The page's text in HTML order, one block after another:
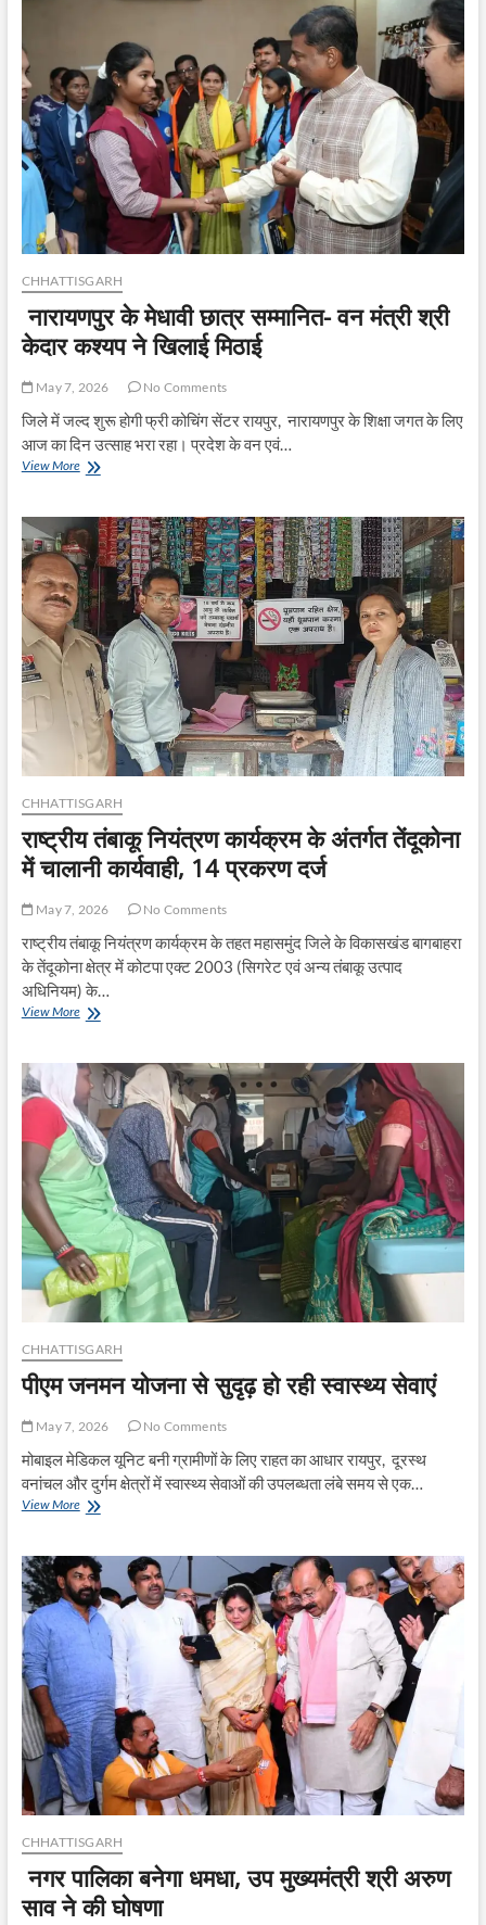
जनसमस्या
निवारण
शिविर
में
300
आवेदनों
हुआ
निराकरण
CHHATTISGARH
नारायणपुर के मेधावी छात्र सम्मानित- वन मंत्री श्री
केदार कश्यप ने खिलाई मिठाई
May 7, 2026 No Comments
जिले में जल्द शुरू होगी फ्री कोचिंग सेंटर रायपुर, नारायणपुर के शिक्षा जगत के लिए
आज का दिन उत्साह भरा रहा। प्रदेश के वन एवं…
View Moreनारायणपुर
छात्र
सम्मानित-
वन
मंत्री
श्री
केदार
कश्यप
खिलाई
मिठाई
CHHATTISGARH
राष्ट्रीय तंबाकू नियंत्रण कार्यक्रम के अंतर्गत तेंदूकोना
में चालानी कार्यवाही, 14 प्रकरण दर्ज
May 7, 2026 No Comments
राष्ट्रीय तंबाकू नियंत्रण कार्यक्रम के तहत महासमुंद जिले के विकासखंड बागबाहरा
के तेंदूकोना क्षेत्र में कोटपा एक्ट 2003 (सिगरेट एवं अन्य तंबाकू उत्पाद
अधिनियम) के…
View Moreराष्ट्रीय
कार्यक्रम
के
अंतर्गत
तेंदूकोना
में
चालानी
कार्यवाही,
14
प्रकरण
दर्ज
CHHATTISGARH
पीएम जनमन योजना से सुदृढ़ हो रही स्वास्थ्य सेवाएं
May 7, 2026 No Comments
मोबाइल मेडिकल यूनिट बनी ग्रामीणों के लिए राहत का आधार रायपुर, दूरस्थ
वनांचल और दुर्गम क्षेत्रों में स्वास्थ्य सेवाओं की उपलब्धता लंबे समय से एक…
View Moreपीएम
से
सुदृढ़
हो
रही
स्वास्थ्य
CHHATTISGARH
नगर पालिका बनेगा धमधा, उप मुख्यमंत्री श्री अरुण
साव ने की घोषणा